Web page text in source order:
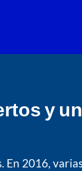
y un
En 2016,